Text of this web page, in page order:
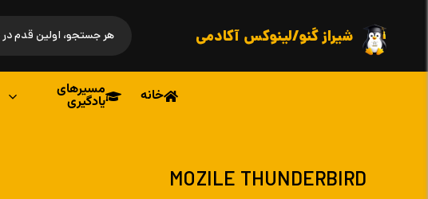
شیراز گنو/لینوکس آکادمی
خانه مسیرهای
یادگیری
MOZILE THUNDERBIRD